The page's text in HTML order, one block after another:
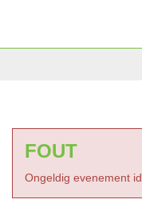
FOUT
Ongeldig evenement id